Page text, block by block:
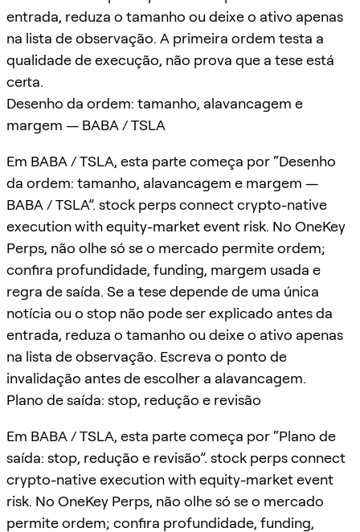
entrada, reduza o tamanho ou deixe o ativo apenas
na lista de observação. A primeira ordem testa a
qualidade de execução, não prova que a tese está
certa.
Desenho da ordem: tamanho, alavancagem e
margem — BABA / TSLA
Em BABA / TSLA, esta parte começa por “Desenho
da ordem: tamanho, alavancagem e margem —
BABA / TSLA”. stock perps connect crypto-native
execution with equity-market event risk. No OneKey
Perps, não olhe só se o mercado permite ordem;
confira profundidade, funding, margem usada e
regra de saída. Se a tese depende de uma única
notícia ou o stop não pode ser explicado antes da
entrada, reduza o tamanho ou deixe o ativo apenas
na lista de observação. Escreva o ponto de
invalidação antes de escolher a alavancagem.
Plano de saída: stop, redução e revisão
Em BABA / TSLA, esta parte começa por “Plano de
saída: stop, redução e revisão”. stock perps connect
crypto-native execution with equity-market event
risk. No OneKey Perps, não olhe só se o mercado
permite ordem; confira profundidade, funding,